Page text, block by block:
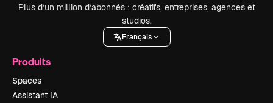
Plus d’un million d’abonnés : créatifs, entreprises, agences et
studios.
Français
Produits
Spaces
Assistant IA